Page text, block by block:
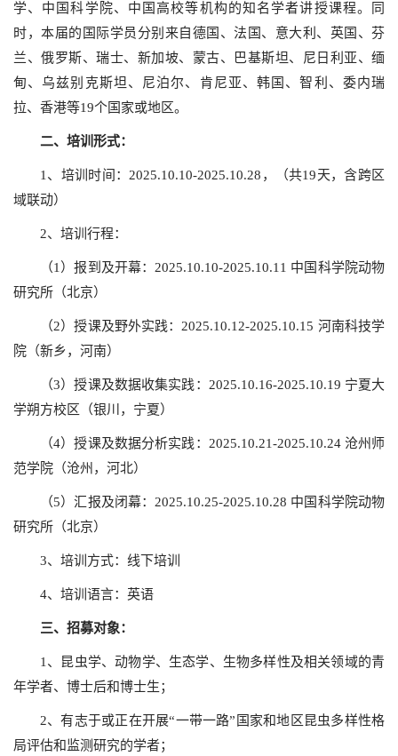
学、中国科学院、中国高校等机构的知名学者讲授课程。同
时，本届的国际学员分别来自德国、法国、意大利、英国、芬
兰、俄罗斯、瑞士、新加坡、蒙古、巴基斯坦、尼日利亚、缅
甸、乌兹别克斯坦、尼泊尔、肯尼亚、韩国、智利、委内瑞
拉、香港等19个国家或地区。
二、 培训形式：
1、培训时间：2025.10.10-2025.10.28，（共19天，含跨区
域联动）
2、培训行程：
（1）报到及开幕：2025.10.10-2025.10.11 中国科学院动物
研究所（北京）
（2）授课及野外实践：2025.10.12-2025.10.15 河南科技学
院（新乡，河南）
（3）授课及数据收集实践：2025.10.16-2025.10.19 宁夏大
学朔方校区（银川，宁夏）
（4）授课及数据分析实践：2025.10.21-2025.10.24 沧州师
范学院（沧州，河北）
（5）汇报及闭幕：2025.10.25-2025.10.28 中国科学院动物
研究所（北京）
3、培训方式：线下培训
4、培训语言：英语
三、 招募对象：
1、昆虫学、动物学、生态学、生物多样性及相关领域的青
年学者、博士后和博士生；
2、有志于或正在开展“一带一路”国家和地区昆虫多样性格
局评估和监测研究的学者；